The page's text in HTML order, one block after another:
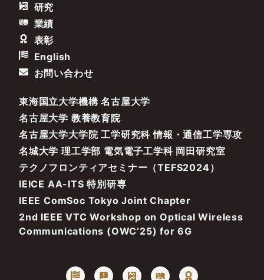
研究
業績
表彰
English
お問い合わせ
東海国立大学機構 名古屋大学
名古屋大学 教養教育院
名古屋大学大学院 工学研究科 情報・通信工学専攻
名城大学 理工学部 電気電子工学科 岡田研究室
テクノフロンティアセミナー（TEFS2024）
IEICE AA-ITS 特別研専
IEEE ComSoc Tokyo Joint Chapter
2nd IEEE VTC Workshop on Optical Wireless
Communications (OWC’25) for 6G